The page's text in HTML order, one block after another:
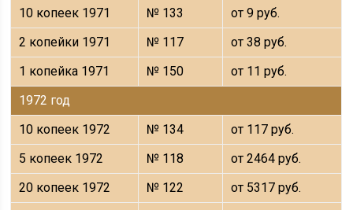
10 копеек 1971
№ 133
от 9 руб.
2 копейки 1971
№ 117
от 38 руб.
1 копейка 1971
№ 150
от 11 руб.
1972 год
10 копеек 1972
№ 134
от 117 руб.
5 копеек 1972
№ 118
от 2464 руб.
20 копеек 1972
№ 122
от 5317 руб.